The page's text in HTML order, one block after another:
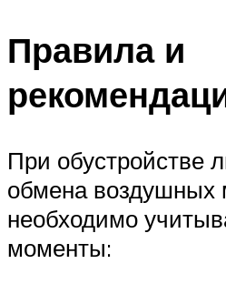
Правила и
При обустройстве
обмена воздушных
необходимо
моменты: